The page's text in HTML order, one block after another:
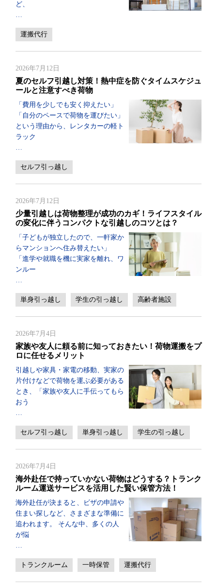
ど、
…
運搬代行
2026年7月12日
夏のセルフ引越し対策！熱中症を防ぐタイムスケジュ
ールと注意すべき荷物
「費用を少しでも安く抑えたい」
「自分のペースで荷物を運びたい」
という理由から、レンタカーの軽ト
ラック
…
セルフ引っ越し
2026年7月12日
少量引越しは荷物整理が成功のカギ！ライフスタイル
の変化に伴うコンパクトな引越しのコツとは？
「子どもが独立したので、一軒家か
らマンションへ住み替えたい」
「進学や就職を機に実家を離れ、ワ
ンルー
…
単身引っ越し 学生の引っ越し 高齢者施設
2026年7月4日
家族や友人に頼る前に知っておきたい！荷物運搬をプ
ロに任せるメリット
引越しや家具・家電の移動、実家の
片付けなどで荷物を運ぶ必要がある
とき、「家族や友人に手伝ってもら
おう
…
セルフ引っ越し 単身引っ越し 学生の引っ越し
2026年7月4日
海外赴任で持っていかない荷物はどうする？トランク
ルーム運送サービスを活用した賢い保管方法！
海外赴任が決まると、ビザの申請や
住まい探しなど、さまざまな準備に
追われます。 そんな中、多くの人
が悩
…
トランクルーム 一時保管 運搬代行